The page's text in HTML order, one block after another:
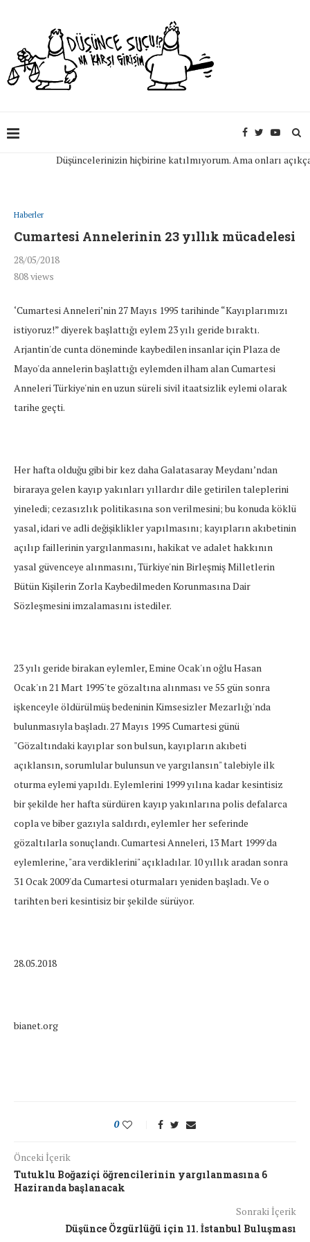
Düşüncelerinizin hiçbirine katılmıyorum. Ama onları açıkça
Haberler
Cumartesi Annelerinin 23 yıllık mücadelesi
28/05/2018
808views
‘Cumartesi Anneleri’nin 27 Mayıs 1995 tarihinde “Kayıplarımızı
istiyoruz!” diyerek başlattığı eylem 23 yılı geride bıraktı.
Arjantin'de cunta döneminde kaybedilen insanlar için Plaza de
Mayo'da annelerin başlattığı eylemden ilham alan Cumartesi
Anneleri Türkiye'nin en uzun süreli sivil itaatsizlik eylemi olarak
tarihe geçti.
Her hafta olduğu gibi bir kez daha Galatasaray Meydanı’ndan
biraraya gelen kayıp yakınları yıllardır dile getirilen taleplerini
yineledi; cezasızlık politikasına son verilmesini; bu konuda köklü
yasal, idari ve adli değişiklikler yapılmasını; kayıpların akıbetinin
açılıp faillerinin yargılanmasını, hakikat ve adalet hakkının
yasal güvenceye alınmasını, Türkiye'nin Birleşmiş Milletlerin
Bütün Kişilerin Zorla Kaybedilmeden Korunmasına Dair
Sözleşmesini imzalamasını istediler.
23 yılı geride birakan eylemler, Emine Ocak'ın oğlu Hasan
Ocak'ın 21 Mart 1995'te gözaltına alınması ve 55 gün sonra
işkenceyle öldürülmüş bedeninin Kimsesizler Mezarlığı'nda
bulunmasıyla başladı. 27 Mayıs 1995 Cumartesi günü
"Gözaltındaki kayıplar son bulsun, kayıpların akıbeti
açıklansın, sorumlular bulunsun ve yargılansın" talebiyle ilk
oturma eylemi yapıldı. Eylemlerini 1999 yılına kadar kesintisiz
bir şekilde her hafta sürdüren kayıp yakınlarına polis defalarca
copla ve biber gazıyla saldırdı, eylemler her seferinde
gözaltılarla sonuçlandı. Cumartesi Anneleri, 13 Mart 1999'da
eylemlerine, "ara verdiklerini" açıkladılar. 10 yıllık aradan sonra
31 Ocak 2009'da Cumartesi oturmaları yeniden başladı. Ve o
tarihten beri kesintisiz bir şekilde sürüyor.
28.05.2018
bianet.org
0
Önceki İçerik
Tutuklu Boğaziçi öğrencilerinin yargılanmasına 6
Haziranda başlanacak
Sonraki İçerik
Düşünce Özgürlüğü için 11. İstanbul Buluşması